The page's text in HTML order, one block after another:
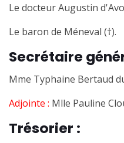
Le docteur Augustin
Le baron de Méneval (†).
Secrétaire
Mme Typhaine Bertaud
Adjointe : Mlle Pauline
Trésorier :